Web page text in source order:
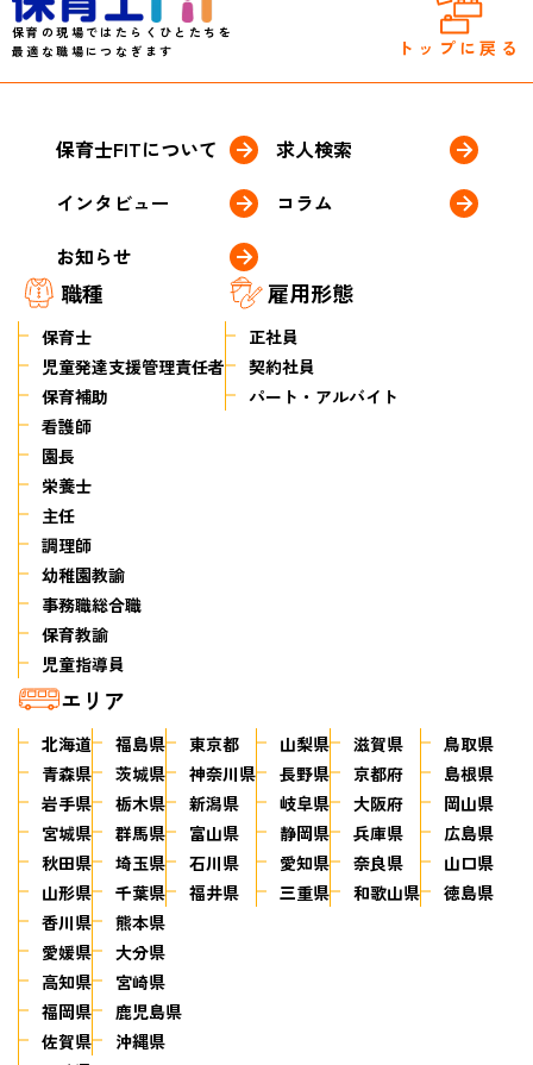
保育の現場ではたらくひとたちを
最適な職場につなぎます
トップに戻る
保育士FITについて
求人検索
インタビュー
コラム
お知らせ
職種
保育士
児童発達支援管理責任者
保育補助
看護師
園長
栄養士
主任
調理師
幼稚園教諭
事務職総合職
保育教諭
児童指導員
雇用形態
正社員
契約社員
パート・アルバイト
エリア
北海道
青森県
岩手県
宮城県
秋田県
山形県
福島県
茨城県
栃木県
群馬県
埼玉県
千葉県
東京都
神奈川県
新潟県
富山県
石川県
福井県
山梨県
長野県
岐阜県
静岡県
愛知県
三重県
滋賀県
京都府
大阪府
兵庫県
奈良県
和歌山県
鳥取県
島根県
岡山県
広島県
山口県
徳島県
香川県
愛媛県
高知県
福岡県
佐賀県
熊本県
大分県
宮崎県
鹿児島県
沖縄県